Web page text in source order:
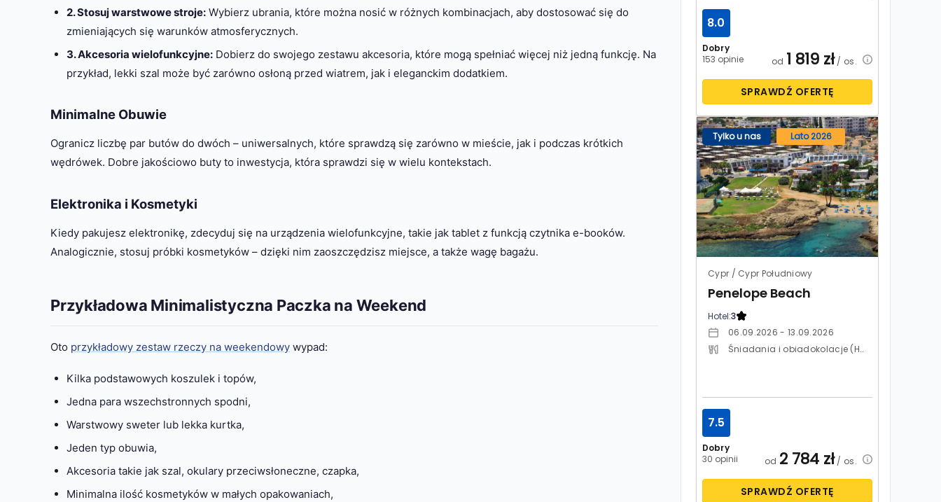
2. Stosuj warstwowe stroje:Wybierz ubrania, które można nosić w różnych kombinacjach, aby dostosować się do
zmieniających się warunków atmosferycznych.
3. Akcesoria wielofunkcyjne:Dobierz do swojego zestawu akcesoria, które mogą spełniać więcej niż jedną funkcję. Na
przykład, lekki szal może być zarówno osłoną przed wiatrem, jak i eleganckim dodatkiem.
Minimalne Obuwie
Ogranicz liczbę par butów do dwóch – uniwersalnych, które sprawdzą się zarówno w mieście, jak i podczas krótkich
wędrówek. Dobre jakościowo buty to inwestycja, która sprawdzi się w wielu kontekstach.
Elektronika i Kosmetyki
Kiedy pakujesz elektronikę, zdecyduj się na urządzenia wielofunkcyjne, takie jak tablet z funkcją czytnika e-booków.
Analogicznie, stosuj próbki kosmetyków – dzięki nim zaoszczędzisz miejsce, a także wagę bagażu.
Przykładowa Minimalistyczna Paczka na Weekend
Oto przykładowy zestaw rzeczy na weekendowy wypad:
Kilka podstawowych koszulek i topów,
Jedna para wszechstronnych spodni,
Warstwowy sweter lub lekka kurtka,
Jeden typ obuwia,
Akcesoria takie jak szal, okulary przeciwsłoneczne, czapka,
Minimalna ilość kosmetyków w małych opakowaniach,
Dobry
153 opinie
8.0
od 1 819 zł/ os.
SPRAWDŹ OFERTĘ
Tylko u nas Lato 2026
Cypr / Cypr Południowy
Penelope Beach
Hotel:3
06.09.2026 - 13.09.2026
Śniadania i obiadokolacje (HB)
Dobry
30 opinii
7.5
od 2 784 zł/ os.
SPRAWDŹ OFERTĘ